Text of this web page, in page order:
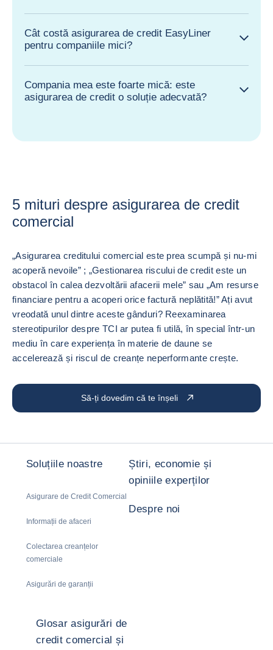
Cât costă asigurarea de credit EasyLiner
pentru companiile mici?
Compania mea este foarte mică: este
asigurarea de credit o soluție adecvată?
5 mituri despre asigurarea de credit
comercial
„Asigurarea creditului comercial este prea scumpă și nu-mi
acoperă nevoile” ; „Gestionarea riscului de credit este un
obstacol în calea dezvoltării afacerii mele” sau „Am resurse
financiare pentru a acoperi orice factură neplătită!” Ați avut
vreodată unul dintre aceste gânduri? Reexaminarea
stereotipurilor despre TCI ar putea fi utilă, în special într-un
mediu în care experiența în materie de daune se
accelerează și riscul de creanțe neperformante crește.
Să-ți dovedim că te înșeli
Soluțiile noastre
Asigurare de Credit Comercial
Informații de afaceri
Colectarea creanțelor
comerciale
Asigurări de garanții
Știri, economie și
opiniile experților
Despre noi
Glosar asigurări de
credit comercial și